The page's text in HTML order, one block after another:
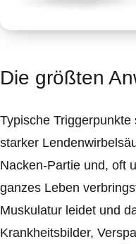
Die größten
Typische
starker
Nacken-Partie und, oft
ganzes Leben
Muskulatur leidet und
Krankheitsbilder,